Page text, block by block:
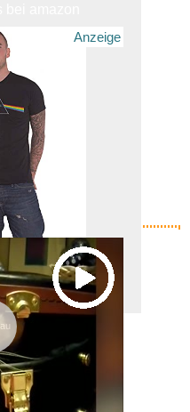
Anzeige
Black # Dar...